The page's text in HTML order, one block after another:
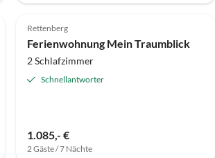
Top-Inserat
5.0 (2)
Rettenberg
Ferienwohnung Mein Traumblick
2 Schlafzimmer
Schnellantworter
1.085,- €
2 Gäste / 7 Nächte